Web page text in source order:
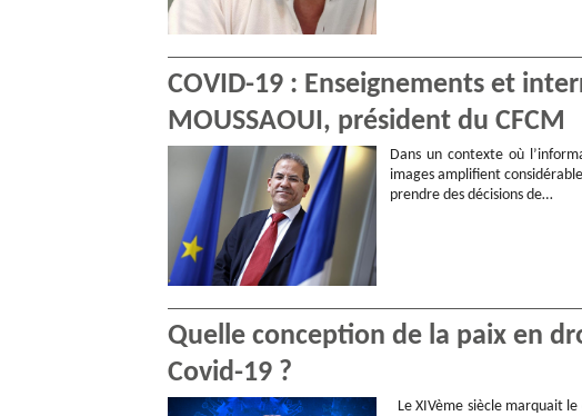
COVID-19 : Enseignements et
MOUSSAOUI, président du CFCM
Dans un contexte où
images amplifient
prendre des décisions de…
Quelle conception de la paix en
Covid-19 ?
Le XIVème siècle marquait